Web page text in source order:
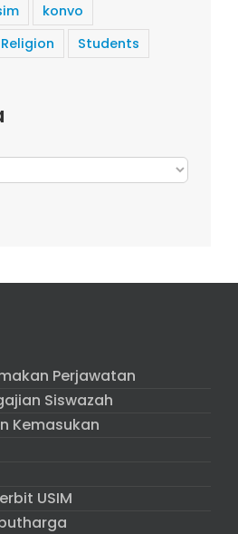
konvo
Religion Students
Perjawatan
Siswazah
Kemasukan
USIM